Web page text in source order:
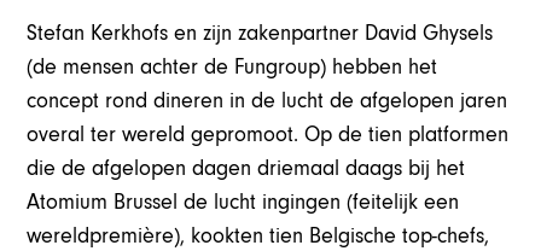
Stefan Kerkhofs en zijn zakenpartner David Ghysels
(de mensen achter de Fungroup) hebben het
concept rond dineren in de lucht de afgelopen jaren
overal ter wereld gepromoot. Op de tien platformen
die de afgelopen dagen driemaal daags bij het
Atomium Brussel de lucht ingingen (feitelijk een
wereldpremière), kookten tien Belgische top-chefs,